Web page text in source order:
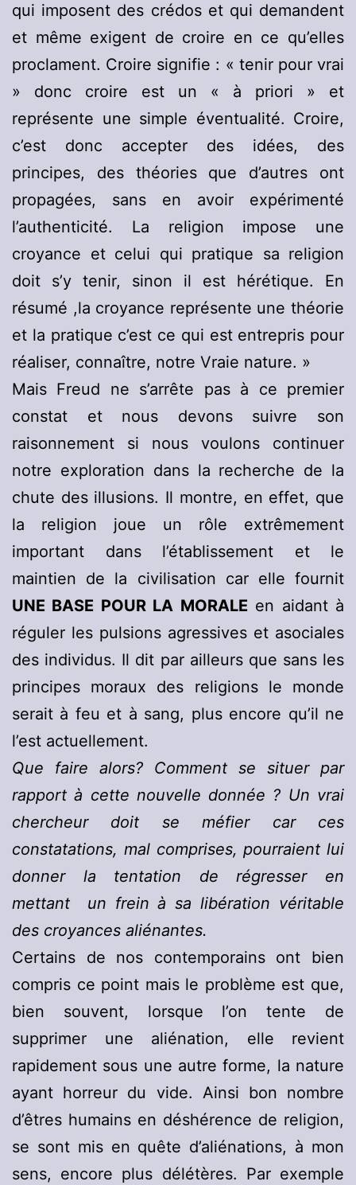
qui imposent des crédos et qui demandent
et même exigent de croire en ce qu’elles
proclament. Croire signifie : « tenir pour vrai
» donc croire est un « à priori » et
représente une simple éventualité. Croire,
c’est donc accepter des idées, des
principes, des théories que d’autres ont
propagées, sans en avoir expérimenté
l’authenticité. La religion impose une
croyance et celui qui pratique sa religion
doit s’y tenir, sinon il est hérétique. En
résumé ,la croyance représente une théorie
et la pratique c’est ce qui est entrepris pour
réaliser, connaître, notre Vraie nature. »
Mais Freud ne s’arrête pas à ce premier
constat et nous devons suivre son
raisonnement si nous voulons continuer
notre exploration dans la recherche de la
chute des illusions. Il montre, en effet, que
la religion joue un rôle extrêmement
important dans l’établissement et le
maintien de la civilisation car elle fournit
UNE BASE POUR LA MORALE en aidant à
réguler les pulsions agressives et asociales
des individus. Il dit par ailleurs que sans les
principes moraux des religions le monde
serait à feu et à sang, plus encore qu’il ne
l’est actuellement.
Que faire alors? Comment se situer par
rapport à cette nouvelle donnée ? Un vrai
chercheur doit se méfier car ces
constatations, mal comprises, pourraient lui
donner la tentation de régresser en
mettant un frein à sa libération véritable
des croyances aliénantes.
Certains de nos contemporains ont bien
compris ce point mais le problème est que,
bien souvent, lorsque l’on tente de
supprimer une aliénation, elle revient
rapidement sous une autre forme, la nature
ayant horreur du vide. Ainsi bon nombre
d’êtres humains en déshérence de religion,
se sont mis en quête d’aliénations, à mon
sens, encore plus délétères. Par exemple